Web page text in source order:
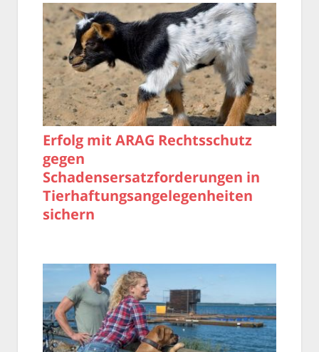
Erfolg mit ARAG Rechtsschutz
gegen
Schadensersatzforderungen in
Tierhaftungsangelegenheiten
sichern